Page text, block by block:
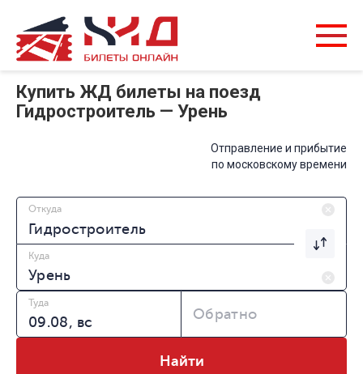
Купить ЖД билеты на поезд
Гидростроитель — Урень
Отправление и прибытие
по московскому времени
Откуда
Куда
Туда
Обратно
Найти